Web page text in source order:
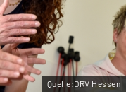
Quelle:DRV Hessen